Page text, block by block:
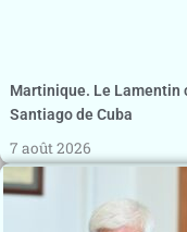
Martinique. Le Lamentin
Santiago de Cuba
7 août 2026